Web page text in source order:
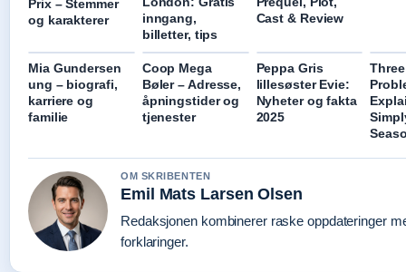
Prix – Stemmer
og karakterer
inngang,
billetter, tips
Cast & Review
Mia Gundersen
ung – biografi,
karriere og
familie
Coop Mega
Bøler – Adresse,
åpningstider og
tjenester
Peppa Gris
lillesøster Evie:
Nyheter og fakta
2025
OM SKRIBENTEN
Emil Mats Larsen Olsen
Redaksjonen kombinerer raske oppdateringer
forklaringer.